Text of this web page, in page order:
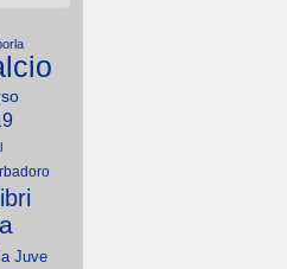
libri
Juve